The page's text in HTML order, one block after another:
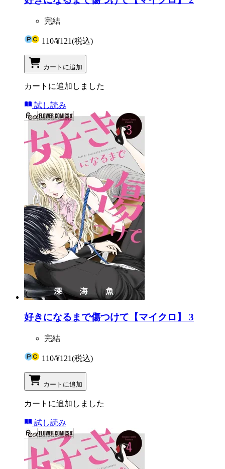
完結
110/¥121(税込)
カートに追加
カートに追加しました
試し読み
好きになるまで傷つけて【マイクロ】 3
完結
110/¥121(税込)
カートに追加
カートに追加しました
試し読み